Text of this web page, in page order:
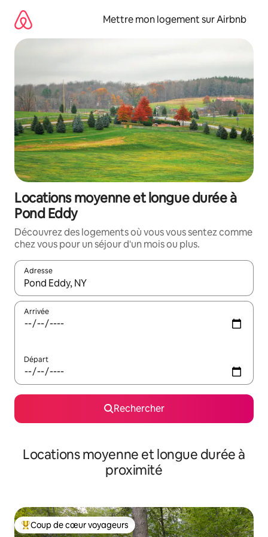
directement
contenu
Mettre mon logement sur Airbnb
Locations moyenne et longue durée à
Pond Eddy
Découvrez des logements où vous vous sentez comme
chez vous pour un séjour d'un mois ou plus.
Adresse
Lorsque les résultats s'affichent, utilisez les flèches vers le
Arrivée
Départ
Rechercher
Locations moyenne et longue durée à
proximité
Coups de cœur voyageurs les plus appréciés
Coup de cœur voyageurs